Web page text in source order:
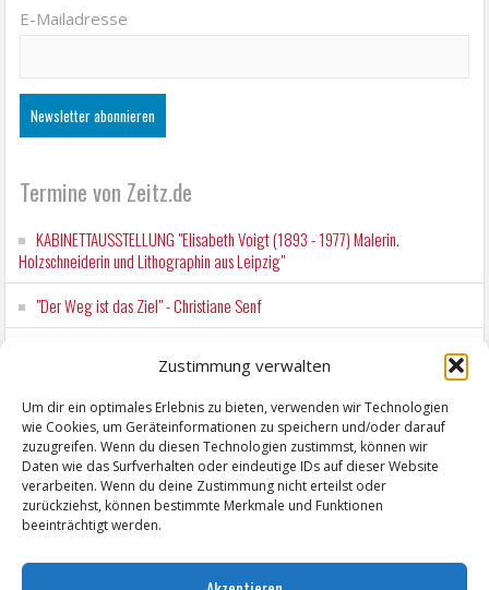
Zustimmung verwalten
Um dir ein optimales Erlebnis zu bieten, verwenden wir Technologien
wie Cookies, um Geräteinformationen zu speichern und/oder darauf
zuzugreifen. Wenn du diesen Technologien zustimmst, können wir
Daten wie das Surfverhalten oder eindeutige IDs auf dieser Website
verarbeiten. Wenn du deine Zustimmung nicht erteilst oder
zurückziehst, können bestimmte Merkmale und Funktionen
beeinträchtigt werden.
E-Mailadresse
Termine von Zeitz.de
KABINETTAUSSTELLUNG "Elisabeth Voigt (1893 - 1977) Malerin.
Holzschneiderin und Lithographin aus Leipzig"
"Der Weg ist das Ziel" - Christiane Senf
Mit der Drahtseilbahn zur ZENTRALSTATION